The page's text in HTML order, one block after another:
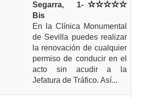
Segarra, 1-
Bis
En la Clínica Monumental
de Sevilla puedes realizar
la renovación de cualquier
permiso de conducir en el
acto sin acudir a la
Jefatura de Tráfico. Así...